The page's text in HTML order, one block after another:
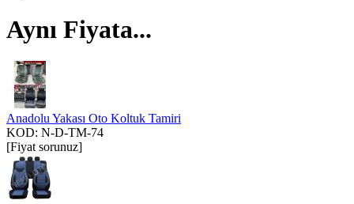
Aynı Fiyata...
Anadolu Yakası Oto Koltuk Tamiri
KOD: N-D-TM-74
[Fiyat sorunuz]